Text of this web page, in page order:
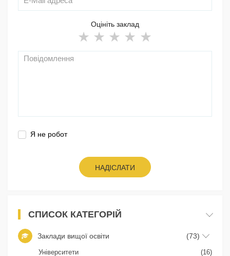
Оцініть заклад
Я не робот
НАДІСЛАТИ
СПИСОК КАТЕГОРІЙ
Заклади вищої освіти (73)
Університети (16)